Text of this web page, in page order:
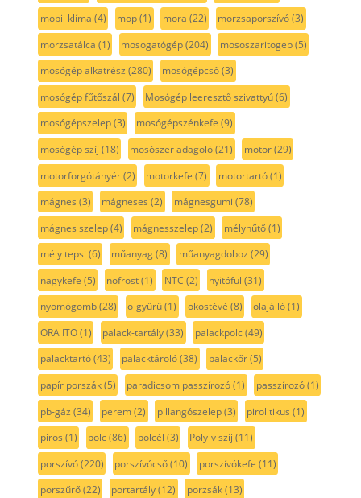
mobil klíma (4) mop(1) mora (22) morzsaporszívó(3)
morzsatálca (1) mosogatógép(204) mososzaritogep(5)
mosógép alkatrész (280) mosógépcső(3)
mosógép fűtőszál (7) Mosógép leeresztő szivattyú(6)
mosógépszelep(3) mosógépszénkefe (9)
mosógép szíj (18) mosószer adagoló(21) motor(29)
motorforgótányér(2) motorkefe (7) motortartó(1)
mágnes (3) mágneses (2) mágnesgumi (78)
mágnes szelep(4) mágnesszelep(2) mélyhűtő(1)
mély tepsi (6) műanyag(8) műanyagdoboz (29)
nagykefe (5) nofrost(1) NTC (2) nyitófül (31)
nyomógomb(28) o-gyűrű(1) okostévé (8) olajálló(1)
ORA ITO(1) palack-tartály(33) palackpolc(49)
palacktartó(43) palacktároló(38) palackőr(5)
papír porszák(5) paradicsom passzírozó(1) passzírozó(1)
pb-gáz (34) perem(2) pillangószelep(3) pirolitikus (1)
piros (1) polc(86) polcél (3) Poly-v szíj (11)
porszívó(220) porszívócső(10) porszívókefe (11)
porszűrő(22) portartály(12) porzsák(13)